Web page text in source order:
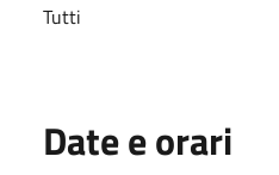
Tutti
Date e orari